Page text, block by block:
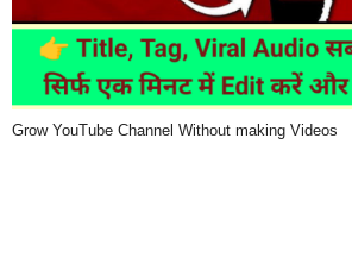
Grow YouTube Channel Without making Videos